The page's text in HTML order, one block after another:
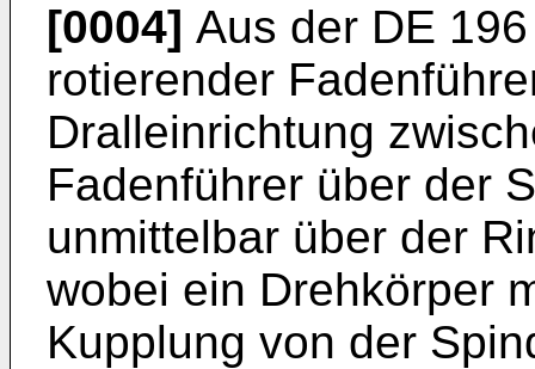
[0004] Aus der DE
rotierender
Dralleinrichtung
Fadenführer über der
unmittelbar über der
wobei ein Drehkörper
Kupplung von der